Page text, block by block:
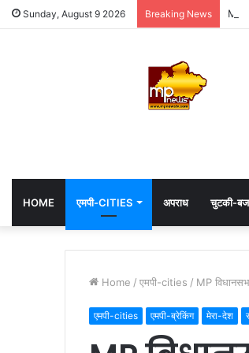
Sunday, August 9 2026 Breaking News MP:
HOME एमपी-CITIES अपराध चुटकी-
Home / एमपी-cities / MP
एमपी-cities एमपी-ब्रेकिंग मेरा-देश